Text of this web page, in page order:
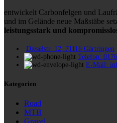
entwickelt Carbonfelgen und
und im Gelände neue Maßstäbe
leistungsstark und
Dieselstr. 12, 71116 Gärtringen
Telefon:
E-Mail:
Kategorien
Road
MTB